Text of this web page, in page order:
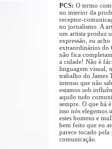
PCS: O termo
no interior da
receptor-
no jornalismo. A
um artista produz
expressão, eu
extraordinários do
não fica
a cidade! Não é
linguagem visual,
trabalho do James
intenso que não
estamos sob
aquilo tudo
sempre. O que há
isso nós elegemos
estes homens e
bem feito que eu
parece tocado pela
comunicação.